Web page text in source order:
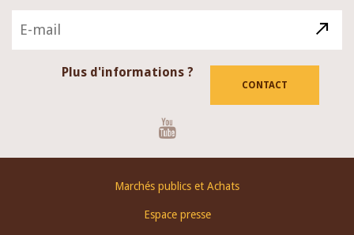
Plus d'informations ?
CONTACT
Marchés publics et Achats
Espace presse